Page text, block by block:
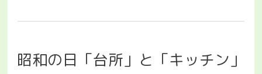
昭和の日「台所」と「キッチン」